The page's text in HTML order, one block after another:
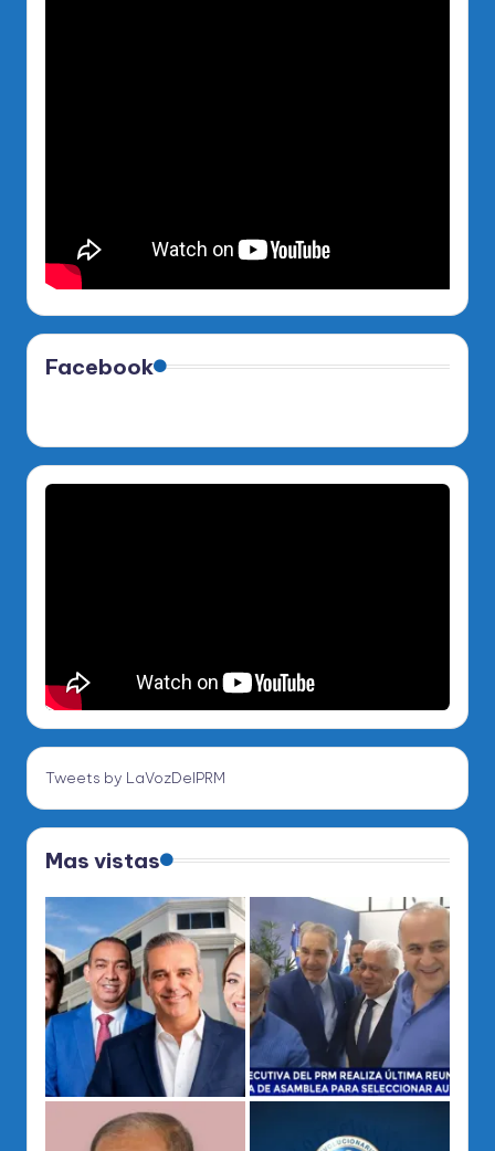
Facebook
Tweets by LaVozDelPRM
Mas vistas